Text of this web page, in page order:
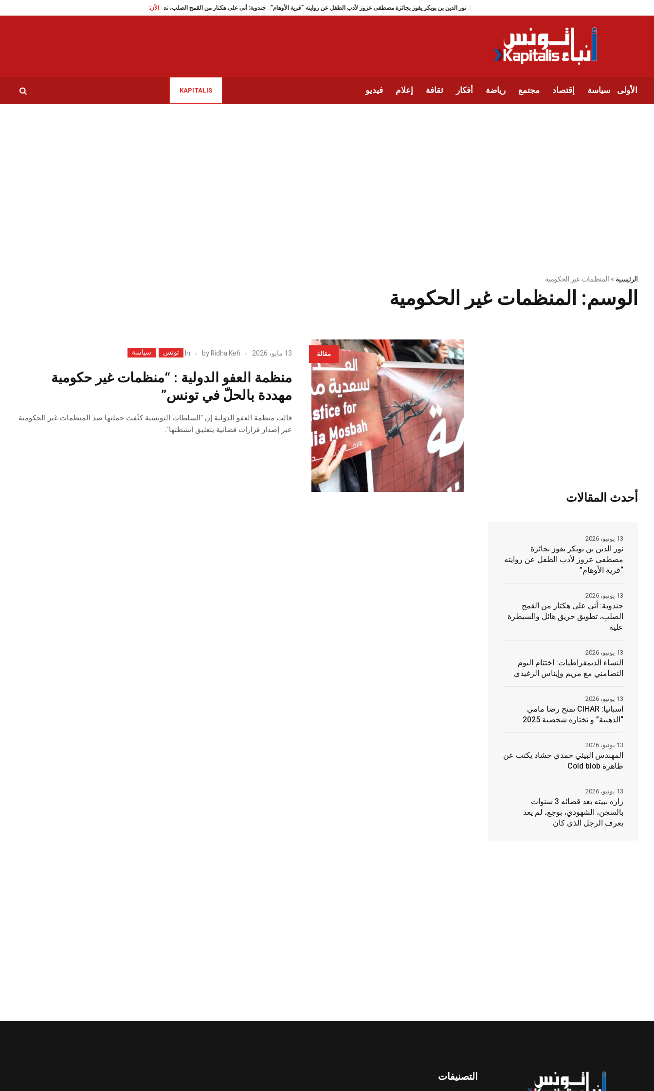
الآن: نور الدين بن بوبكر يفوز بجائزة مصطفى عزوز لأدب الطفل عن روايته “قرية الأوهام” جندوبة: أتى على هكتار من القمح الصلب، تطويق حريق هائل والسيطرة عليه
الأولى سياسة إقتصاد مجتمع رياضة أفكار ثقافة إعلام فيديو KAPITALIS
الرئيسية »المنظمات غير الحكومية
الوسم: المنظمات غير الحكومية
مقالة 13 مايو، 2026 byRidha Kefi
In تونس سياسة
منظمة العفو الدولية : “منظمات غير حكومية
مهددة بالحلّ في تونس”
قالت منظمة العفو الدولية إن "السلطات التونسية كثّفت حملتها ضد المنظمات غير الحكومية
عبر إصدار قرارات قضائية بتعليق أنشطتها".
أحدث المقالات
نور الدين بن بوبكر يفوز بجائزة
مصطفى عزوز لأدب الطفل عن روايته
“قرية الأوهام”
13 يونيو، 2026
جندوبة: أتى على هكتار من القمح
الصلب، تطويق حريق هائل والسيطرة
عليه
13 يونيو، 2026
النساء الديمقراطيات: اختتام اليوم
التضامني مع مريم وإيناس الزغيدي
13 يونيو، 2026
اسبانيا: CIHAR تمنح رضا مامي
“الذهبية” و تختاره شخصية 2025
13 يونيو، 2026
المهندس البيئي حمدي حشاد يكتب عن
ظاهرة Cold blob
13 يونيو، 2026
زاره ببيته بعد قضائه 3 سنوات
بالسجن، الشهودي، بوجع، لم يعد
يعرف الرجل الذي كان
13 يونيو، 2026
التصنيفات